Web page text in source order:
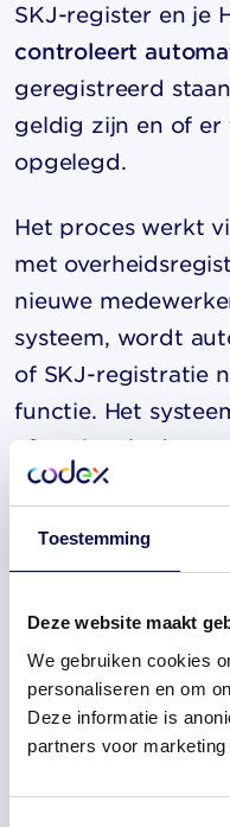
Toestemming
Deze website maakt
We gebruiken cookies
personaliseren en om
Deze informatie is
partners voor marketing
SKJ-register en je
controleert
geregistreerd
geldig zijn en of
opgelegd.
Het proces werkt
met
nieuwe
systeem, wordt
of SKJ-registratie
functie. Het
afwegingskader
verplicht is.
De technologie
Geldigheidsduur
registraties
Nieuwe
Wijzigingen in
Naderende